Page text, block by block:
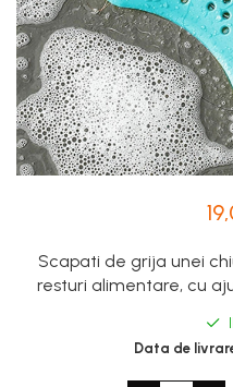
Accesorii Gradina
Markere Multisuprafete
Adezivi & Benzi Adezive
Climatizare & Iluminare
Lampi Solare
Lampi de Veghe
Umidificatoare
Lampi si Becuri cu LED
Lampi Selfie cu LED
Perii, trimmere si clesti
Scapati de grija unei
resturi alimentare, cu
Data de